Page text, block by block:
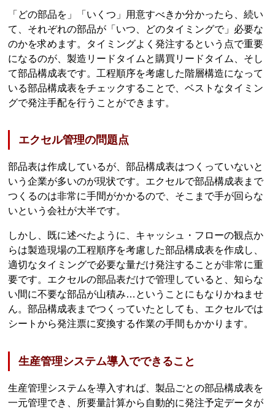
「どの部品を」「いくつ」用意すべきか分かったら、続い
て、それぞれの部品が「いつ、どのタイミングで」必要な
のかを求めます。タイミングよく発注するという点で重要
になるのが、製造リードタイムと購買リードタイム、そし
て部品構成表です。工程順序を考慮した階層構造になって
いる部品構成表をチェックすることで、ベストなタイミン
グで発注手配を行うことができます。
エクセル管理の問題点
部品表は作成しているが、部品構成表はつくっていないと
いう企業が多いのが現状です。エクセルで部品構成表まで
つくるのは非常に手間がかかるので、そこまで手が回らな
いという会社が大半です。
しかし、既に述べたように、キャッシュ・フローの観点か
らは製造現場の工程順序を考慮した部品構成表を作成し、
適切なタイミングで必要な量だけ発注することが非常に重
要です。エクセルの部品表だけで管理していると、知らな
い間に不要な部品が山積み…ということにもなりかねませ
ん。部品構成表までつくっていたとしても、エクセルでは
シートから発注票に変換する作業の手間もかかります。
生産管理システム導入でできること
生産管理システムを導入すれば、製品ごとの部品構成表を
一元管理でき、所要量計算から自動的に発注予定データが